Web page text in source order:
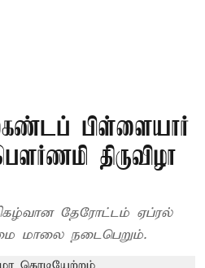
பிள்ளையார்
திருவிழா
நிகழ்வான தேரோட்டம் ஏப்ரல்
மாலை நடைபெறும்.